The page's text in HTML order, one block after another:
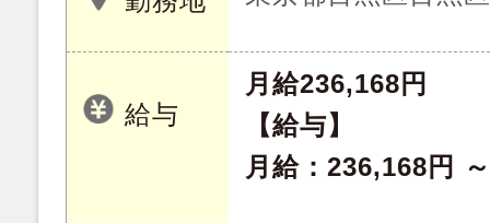
給与
月給236,168円
【給与】
月給：236,168円 ～